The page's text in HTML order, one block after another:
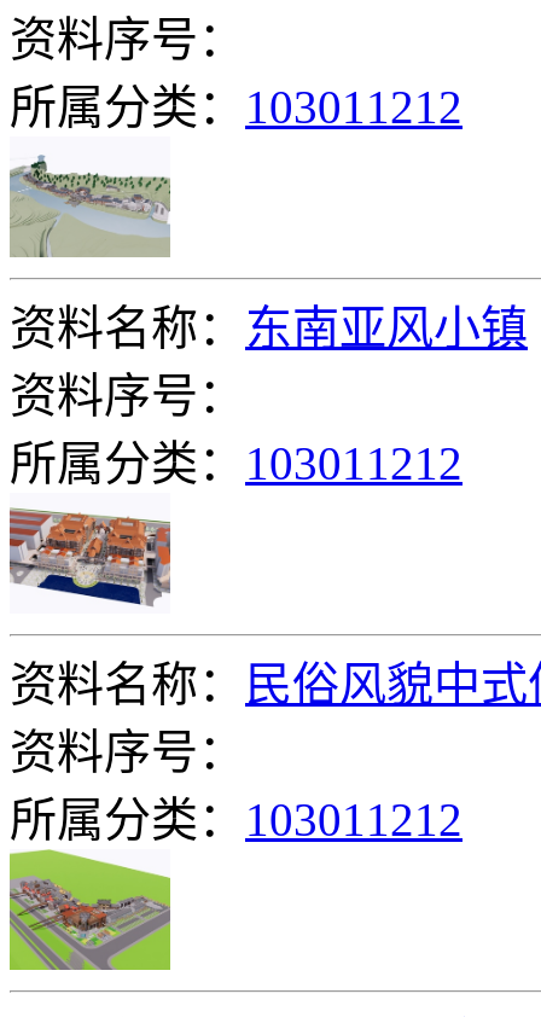
资料序号：
所属分类： 103011212
资料名称： 东南亚风小镇
资料序号：
所属分类： 103011212
资料名称：
民俗风貌中
资料序号：
所属分类： 103011212